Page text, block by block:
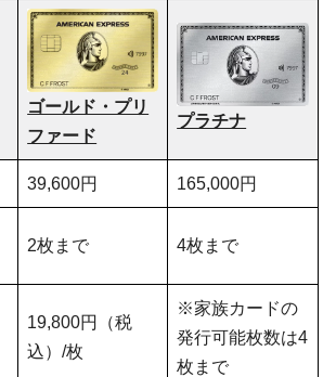
ゴールド・プリ
ファード
プラチナ
39,600円 165,000円
2枚まで 4枚まで
19,800円（税
込）/枚
※家族カードの
発行可能枚数は4
枚まで